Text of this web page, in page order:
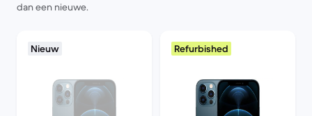
dan een nieuwe.
Nieuw Refurbished